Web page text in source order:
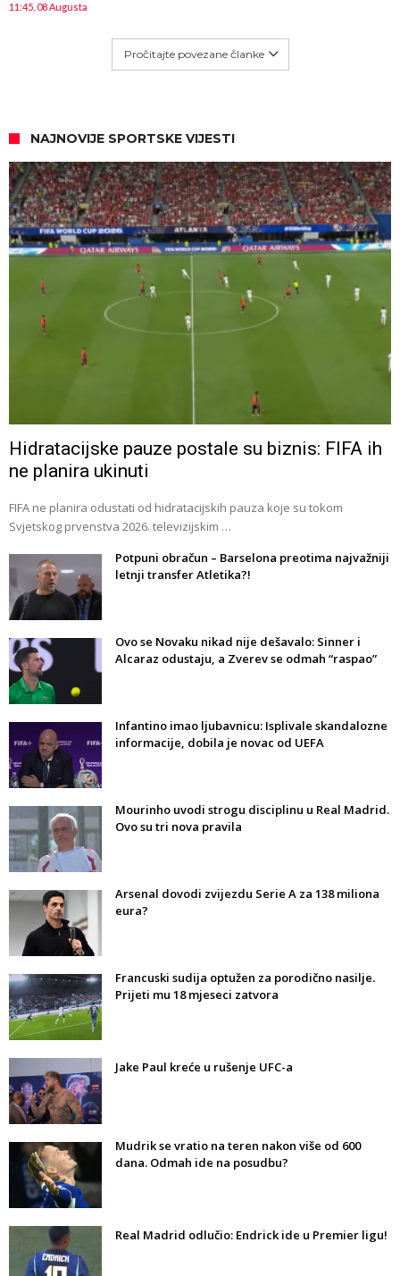
11:45, 08 Augusta
Pročitajte povezane članke
NAJNOVIJE SPORTSKE VIJESTI
Hidratacijske pauze postale su biznis: FIFA ih
ne planira ukinuti
FIFA ne planira odustati od hidratacijskih pauza koje su tokom
Svjetskog prvenstva 2026. televizijskim …
Potpuni obračun – Barselona preotima najvažniji
letnji transfer Atletika?!
Ovo se Novaku nikad nije dešavalo: Sinner i
Alcaraz odustaju, a Zverev se odmah “raspao”
Infantino imao ljubavnicu: Isplivale skandalozne
informacije, dobila je novac od UEFA
Mourinho uvodi strogu disciplinu u Real Madrid.
Ovo su tri nova pravila
Arsenal dovodi zvijezdu Serie A za 138 miliona
eura?
Francuski sudija optužen za porodično nasilje.
Prijeti mu 18 mjeseci zatvora
Jake Paul kreće u rušenje UFC-a
Mudrik se vratio na teren nakon više od 600
dana. Odmah ide na posudbu?
Real Madrid odlučio: Endrick ide u Premier ligu!